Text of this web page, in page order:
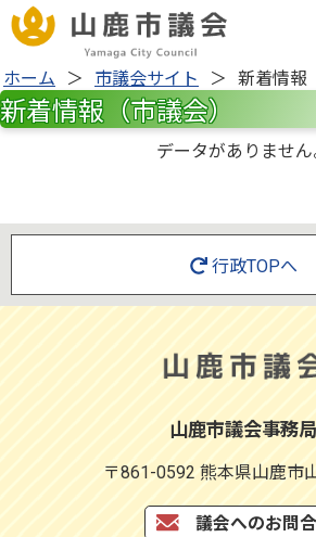
ホーム 市議会サイト 新着情報
新着情報（市議会）
データがありません
行政TOPへ
山鹿市議会事務局
〒861-0592 熊本県山鹿市
議会へのお問